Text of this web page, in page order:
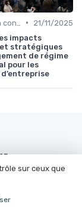
•
21/11/2025
impacts
stratégiques
de régime
pour les
sur ceux que